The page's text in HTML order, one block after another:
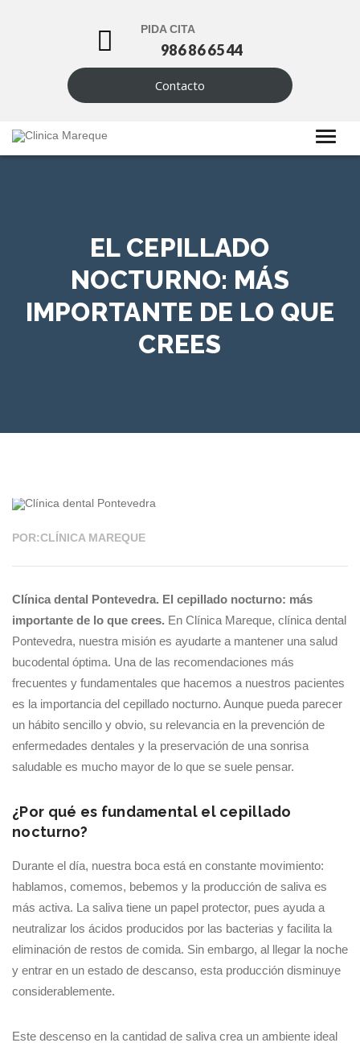
PIDA CITA
986 86 65 44
Contacto
EL CEPILLADO
NOCTURNO: MÁS
IMPORTANTE DE LO QUE
CREES
POR:CLÍNICA MAREQUE
Clínica dental Pontevedra. El cepillado nocturno: más
importante de lo que crees. En Clínica Mareque, clínica dental
Pontevedra, nuestra misión es ayudarte a mantener una salud
bucodental óptima. Una de las recomendaciones más
frecuentes y fundamentales que hacemos a nuestros pacientes
es la importancia del cepillado nocturno. Aunque pueda parecer
un hábito sencillo y obvio, su relevancia en la prevención de
enfermedades dentales y la preservación de una sonrisa
saludable es mucho mayor de lo que se suele pensar.
¿Por qué es fundamental el cepillado
nocturno?
Durante el día, nuestra boca está en constante movimiento:
hablamos, comemos, bebemos y la producción de saliva es
más activa. La saliva tiene un papel protector, pues ayuda a
neutralizar los ácidos producidos por las bacterias y facilita la
eliminación de restos de comida. Sin embargo, al llegar la noche
y entrar en un estado de descanso, esta producción disminuye
considerablemente.
Este descenso en la cantidad de saliva crea un ambiente ideal